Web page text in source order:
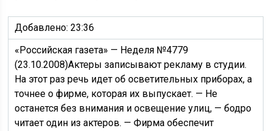
Добавлено: 23:36
«Российская газета» — Неделя №4779
(23.10.2008)Актеры записывают рекламу в студии.
На этот раз речь идет об осветительных приборах, а
точнее о фирме, которая их выпускает. — Не
останется без внимания и освещение улиц, — бодро
читает один из актеров. — Фирма обеспечит